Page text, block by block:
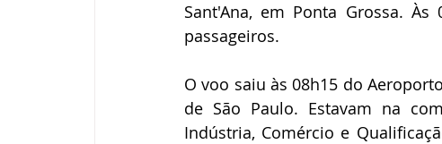
Sant'Ana, em Ponta Grossa.
passageiros.
O voo saiu às 08h15 do
de São Paulo. Estavam na
Indústria, Comércio e